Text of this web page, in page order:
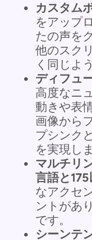
カスタム
をアップ
たの声を
他のスク
く同じよ
ディフュ
高度なニ
動きや表
画像から
プシンク
を実現し
マルチリ
言語と
なアクセ
ントがあ
です。
シーンテ